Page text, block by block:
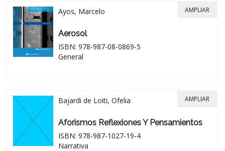
Ayos, Marcelo
Aerosol
ISBN: 978-987-08-0869-5
General
AMPLIAR
Bajardi de Loiti, Ofelia
Aforismos Reflexiones Y Pensamientos
ISBN: 978-987-1027-19-4
Narrativa
AMPLIAR